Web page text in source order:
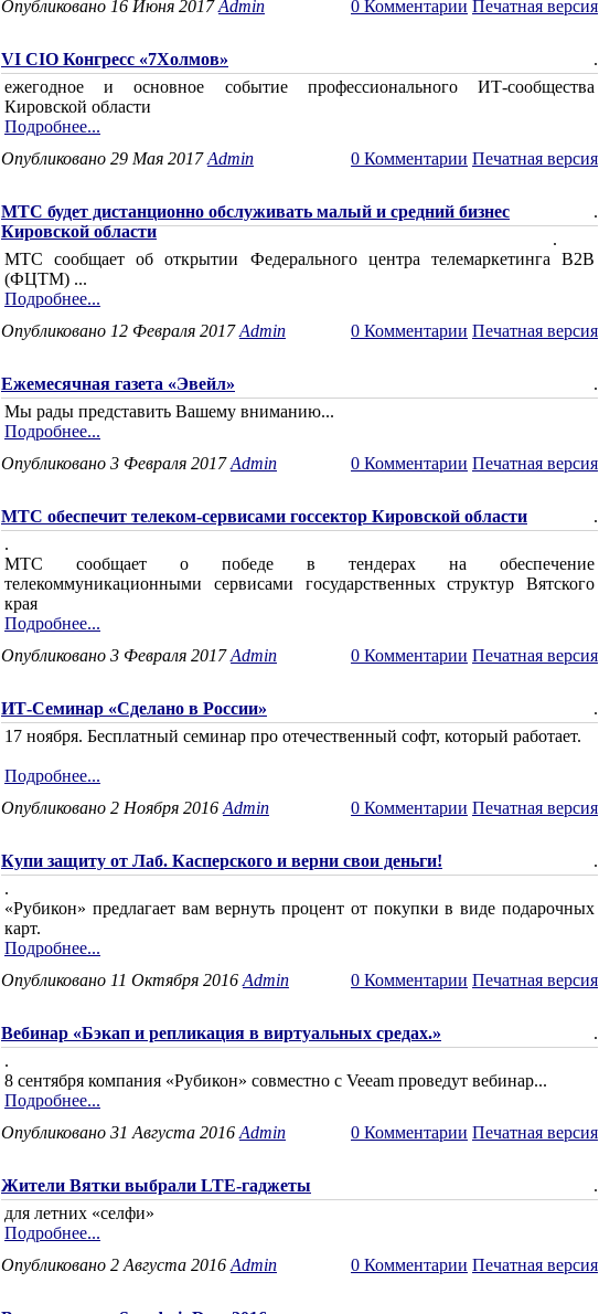
0 Комментарии Печатная версия
Опубликовано 16 Июня 2017Admin
VI CIO Конгресс «7Холмов»
.
ежегодное и основное событие профессионального ИТ-сообщества
Кировской области
Подробнее...
0 Комментарии Печатная версия
Опубликовано 29 Мая 2017Admin
МТС будет дистанционно обслуживать малый и средний бизнес
Кировской области
.
.
МТС сообщает об открытии Федерального центра телемаркетинга В2В
(ФЦТМ) ...
Подробнее...
0 Комментарии Печатная версия
Опубликовано 12 Февраля 2017Admin
Ежемесячная газета «Эвейл»
.
Мы рады представить Вашему вниманию...
Подробнее...
0 Комментарии Печатная версия
Опубликовано 3 Февраля 2017Admin
МТС обеспечит телеком-сервисами госсектор Кировской области
.
.
МТС сообщает о победе в тендерах на обеспечение
телекоммуникационными сервисами государственных структур Вятского
края
Подробнее...
0 Комментарии Печатная версия
Опубликовано 3 Февраля 2017Admin
ИТ-Семинар «Сделано в России»
.
17 ноября. Бесплатный семинар про отечественный софт, который работает.
Подробнее...
0 Комментарии Печатная версия
Опубликовано 2 Ноября 2016 Admin
Купи защиту от Лаб. Касперского и верни свои деньги!
.
.
«Рубикон» предлагает вам вернуть процент от покупки в виде подарочных
карт.
Подробнее...
0 Комментарии Печатная версия
Опубликовано 11 Октября 2016 Admin
Вебинар «Бэкап и репликация в виртуальных средах.»
.
.
8 сентября компания «Рубикон» совместно с Veeam проведут вебинар...
Подробнее...
0 Комментарии Печатная версия
Опубликовано 31 Августа 2016 Admin
Жители Вятки выбрали LTE-гаджеты
.
для летних «селфи»
Подробнее...
0 Комментарии Печатная версия
Опубликовано 2 Августа 2016 Admin